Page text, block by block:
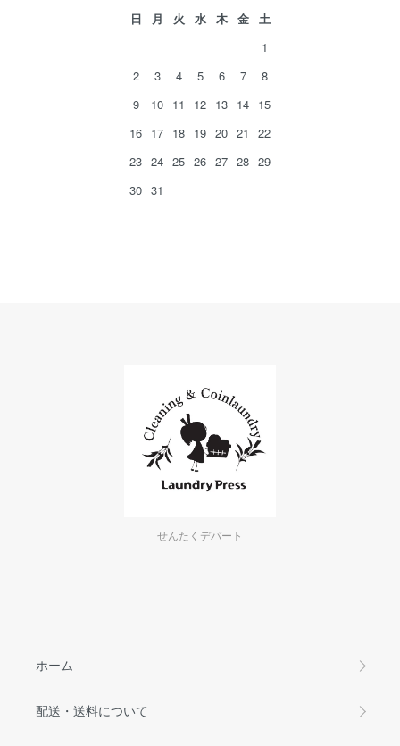
日 月 火 水 木 金
土
1
2
3 4 5 6 7
8
9
10 11 12 13 14 15
16 17 18 19 20 21
22
23 24 25 26 27 28 29
30 31
せんたくデパート
ホーム
配送・送料について